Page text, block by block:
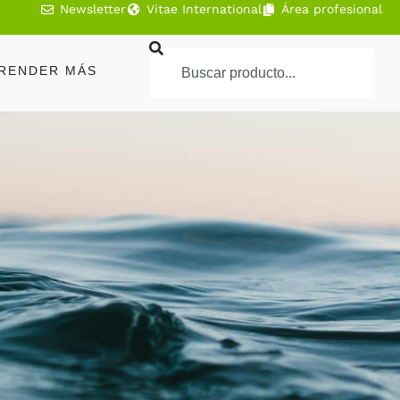
Newsletter Vitae International Área profesional
MÁS